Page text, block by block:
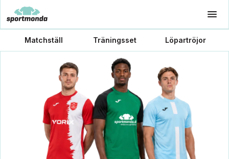
Matchställ Träningsset Löpartröjor